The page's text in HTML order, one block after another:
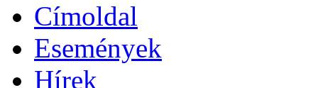
Címoldal
Események
Hírek